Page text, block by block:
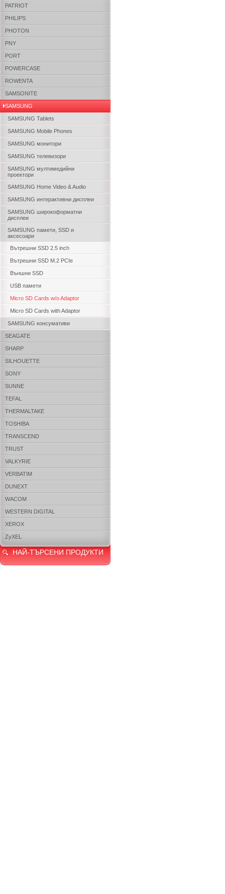
PATRIOT
PHILIPS
PHOTON
PNY
PORT
POWERCASE
ROWENTA
SAMSONITE
SAMSUNG
SAMSUNG Tablets
SAMSUNG Mobile Phones
SAMSUNG монитори
SAMSUNG телевизори
SAMSUNG мултимедийни
проектори
SAMSUNG Home Video & Audio
SAMSUNG интерактивни дисплеи
SAMSUNG широкоформатни
дисплеи
SAMSUNG памети, SSD и
аксесоари
Вътрешни SSD 2.5 inch
Вътрешни SSD M.2 PCIe
Външни SSD
USB памети
Micro SD Cards w/o Adaptor
Micro SD Cards with Adaptor
SAMSUNG консумативи
SEAGATE
SHARP
SILHOUETTE
SONY
SUNNE
TEFAL
THERMALTAKE
TOSHIBA
TRANSCEND
TRUST
VALKYRIE
VERBATIM
DUNEXT
WACOM
WESTERN DIGITAL
XEROX
ZyXEL
НАЙ-ТЪРСЕНИ ПРОДУКТИ